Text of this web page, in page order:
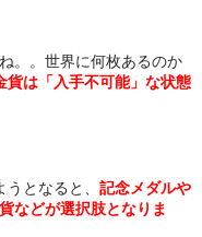
。。世界に何枚あるのか
貨は「入手不可能」な状態
となると、 記念メダルや
などが選択肢となりま